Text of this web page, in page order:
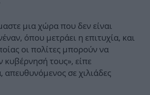
μια χώρα που δεν είναι
όπου μετράει η επιτυχία, και
οι πολίτες μπορούν να
κυβέρνησή τους», είπε
απευθυνόμενος σε χιλιάδες